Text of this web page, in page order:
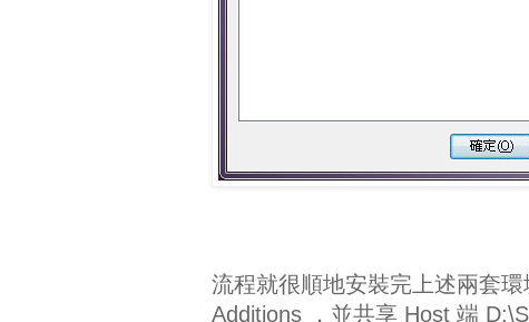
流程就很順地安裝完上述兩套
Additions ，並共享 Host 端